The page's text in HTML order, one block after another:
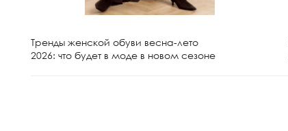
Тренды женской обуви весна-лето
2026: что будет в моде в новом сезоне